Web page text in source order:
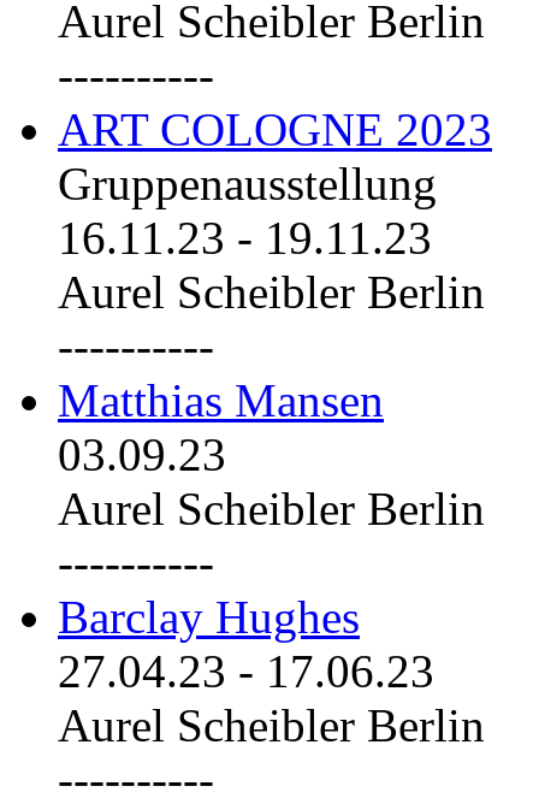
Aurel Scheibler Berlin
----------
ART COLOGNE 2023
Gruppenausstellung
16.11.23 - 19.11.23
Aurel Scheibler Berlin
----------
Matthias Mansen
03.09.23
Aurel Scheibler Berlin
----------
Barclay Hughes
27.04.23 - 17.06.23
Aurel Scheibler Berlin
----------